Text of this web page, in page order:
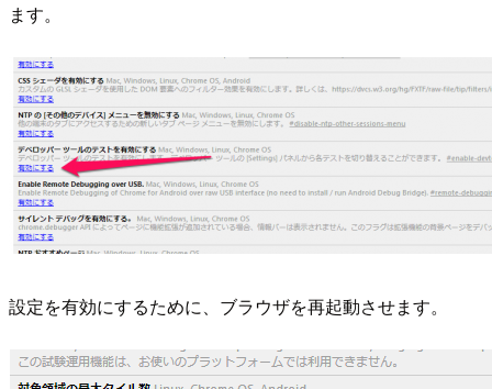
ます。
設定を有効にするために、ブラウザを再起動させます。